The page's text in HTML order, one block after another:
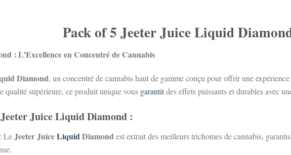
Pack of 5 Jeeter Juice Liquid
: L’Excellence en Concentré de Cannabis
Diamond, un concentré de cannabis haut de gamme conçu pour offrir une
qualité supérieure, ce produit unique vous garantitdes effets puissants et durables avec
Juice Liquid Diamond :
LeJeeter JuiceLiquidDiamond est extrait des meilleurs trichomes de cannabis,